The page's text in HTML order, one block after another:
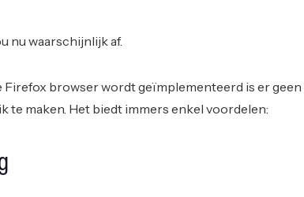
nu waarschijnlijk af.
browser wordt geïmplementeerd is er
te maken. Het biedt immers enkel voordelen: